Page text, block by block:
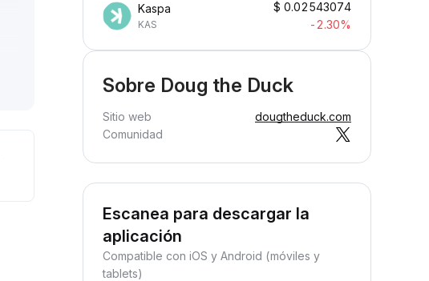
Kaspa
KAS
$ 0.02543074
-2.30%
Sobre Doug the Duck
Sitio web
dougtheduck.com
Comunidad
Escanea para descargar la
aplicación
Compatible con iOS y Android (móviles y
tablets)